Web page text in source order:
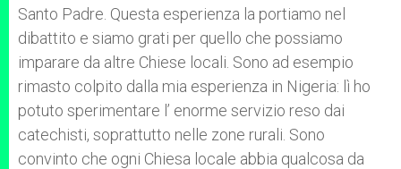
Santo Padre. Questa esperienza la portiamo nel
dibattito e siamo grati per quello che possiamo
imparare da altre Chiese locali. Sono ad esempio
rimasto colpito dalla mia esperienza in Nigeria: lì ho
potuto sperimentare l’ enorme servizio reso dai
catechisti, soprattutto nelle zone rurali. Sono
convinto che ogni Chiesa locale abbia qualcosa da